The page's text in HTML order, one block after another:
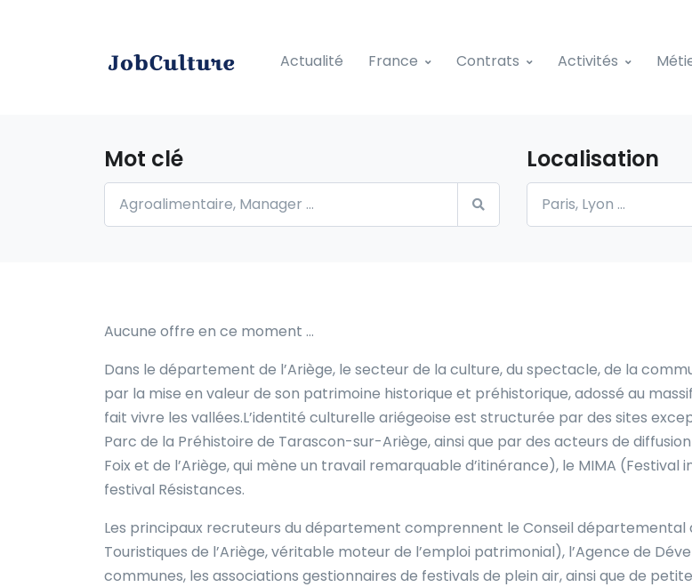
Actualité France Contrats Activités
Mot clé Localisation
Aucune offre en ce moment …
Dans le département de l’Ariège, le secteur de la culture, du spectacle, de la
par la mise en valeur de son patrimoine historique et préhistorique, adossé au
fait vivre les vallées.L’identité culturelle ariégeoise est structurée par des sites
Parc de la Préhistoire de Tarascon-sur-Ariège, ainsi que par des acteurs de
Foix et de l’Ariège, qui mène un travail remarquable d’itinérance), le MIMA
festival Résistances.
Les principaux recruteurs du département comprennent le Conseil départemental
Touristiques de l’Ariège, véritable moteur de l’emploi patrimonial), l’Agence de
communes, les associations gestionnaires de festivals de plein air, ainsi que de